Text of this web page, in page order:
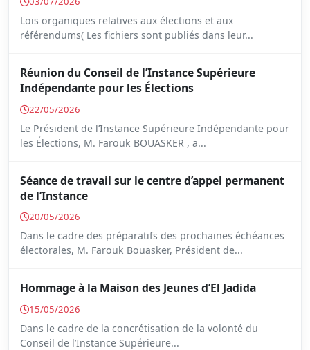
Lois organiques relatives aux élections et aux
référendums( Les fichiers sont publiés dans leur...
Réunion du Conseil de l’Instance Supérieure
Indépendante pour les Élections
22/05/2026
Le Président de l’Instance Supérieure Indépendante pour
les Élections, M. Farouk BOUASKER , a...
Séance de travail sur le centre d’appel permanent
de l’Instance
20/05/2026
Dans le cadre des préparatifs des prochaines échéances
électorales, M. Farouk Bouasker, Président de...
Hommage à la Maison des Jeunes d’El Jadida
15/05/2026
Dans le cadre de la concrétisation de la volonté du
Conseil de l’Instance Supérieure...